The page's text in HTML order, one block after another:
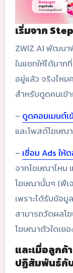
เริ่มจาก
ZWIZ.AI พัฒนา
ในแชทให้ได้มา
อยู่แล้ว จริงไหม
สำหรับดูดคนเข้
– ดูดคอมเมนต์เ
และโพสต์โฆษณ
– เชื่อม Ads ให้
จากโฆษณาไหน
โฆษณานั้นๆ (ฟีเ
เพราะได้รับข้อ
สามารถวัดผลโ
โฆษณาตัวใดเย
และเมื่อลูกค้
ปฏิสัมพันธ์กั